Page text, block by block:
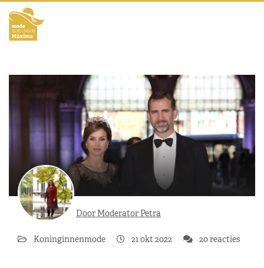
Door Moderator Petra
Koninginnenmode 21 okt 2022 20 reacties